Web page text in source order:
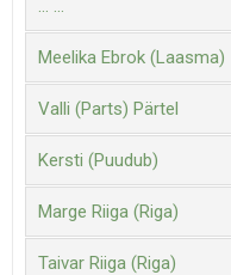
... ...
Meelika Ebrok (Laasma)
Valli (Parts) Pärtel
Kersti (Puudub)
Marge Riiga (Riga)
Taivar Riiga (Riga)